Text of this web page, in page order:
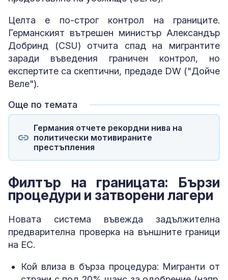
Целта е по-строг контрол на границите.
Германският вътрешен министър Александър
Добринд (CSU) отчита спад на мигрантите
заради въведения граничен контрол, но
експертите са скептични, предаде DW ("Дойче
Веле").
Още по темата
Германия отчете рекордни нива на
политически мотивираните
престъпления
Филтър на границата: Бързи
процедури и затворени лагери
Новата система въвежда задължителна
предварителна проверка на външните граници
на ЕС.
Кой влиза в бърза процедура: Мигранти от